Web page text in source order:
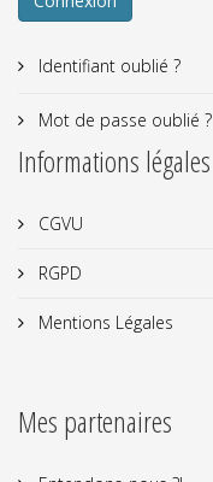
Identifiant oublié ?
Mot de passe oublié ?
Informations légales
CGVU
RGPD
Mentions Légales
Mes partenaires